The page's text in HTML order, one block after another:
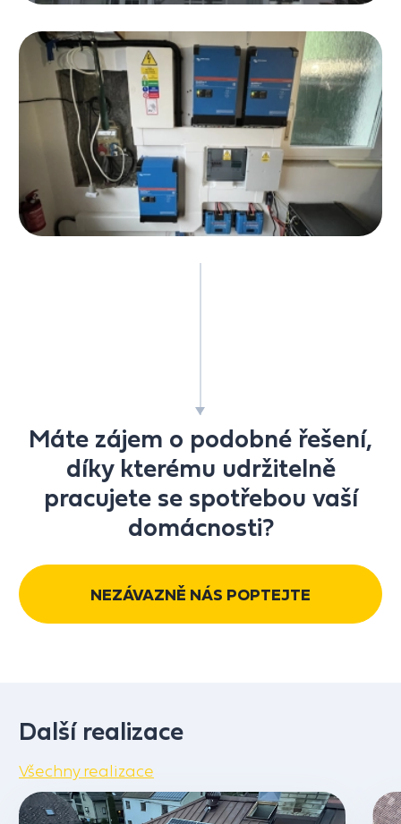
Máte zájem o podobné řešení,
díky kterému udržitelně
pracujete se spotřebou vaší
domácnosti?
NEZÁVAZNĚ NÁS POPTEJTE
Další realizace
Všechny realizace